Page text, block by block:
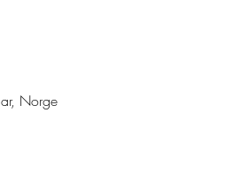
Norge